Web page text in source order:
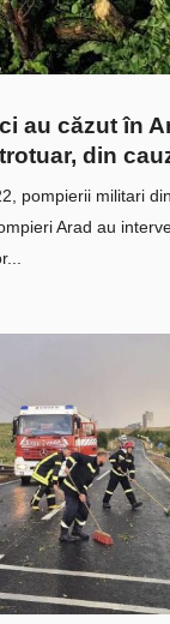
au căzut în
din
pompierii militari
Arad au